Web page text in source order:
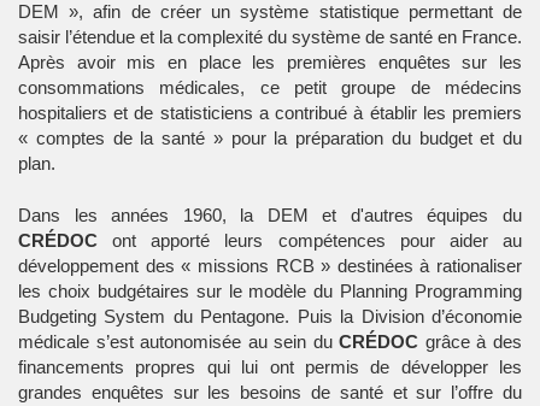
DEM », afin de créer un système statistique permettant de
saisir l’étendue et la complexité du système de santé en France.
Après avoir mis en place les premières enquêtes sur les
consommations médicales, ce petit groupe de médecins
hospitaliers et de statisticiens a contribué à établir les premiers
« comptes de la santé » pour la préparation du budget et du
plan.
Dans les années 1960, la DEM et d'autres équipes du
CRÉDOC ont apporté leurs compétences pour aider au
développement des « missions RCB » destinées à rationaliser
les choix budgétaires sur le modèle du Planning Programming
Budgeting System du Pentagone. Puis la Division d’économie
médicale s’est autonomisée au sein duCRÉDOC grâce à des
financements propres qui lui ont permis de développer les
grandes enquêtes sur les besoins de santé et sur l’offre du